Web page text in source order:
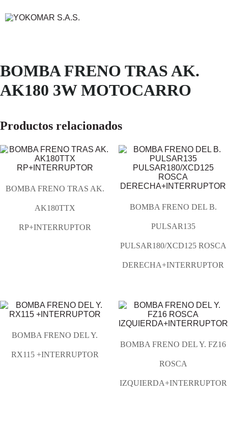
BOMBA FRENO TRAS AK.
AK180 3W MOTOCARRO
Productos relacionados
BOMBA FRENO TRAS AK.
AK180TTX
RP+INTERRUPTOR
BOMBA FRENO DEL B.
PULSAR135
PULSAR180/XCD125 ROSCA
DERECHA+INTERRUPTOR
BOMBA FRENO DEL Y.
RX115 +INTERRUPTOR
BOMBA FRENO DEL Y. FZ16
ROSCA
IZQUIERDA+INTERRUPTOR